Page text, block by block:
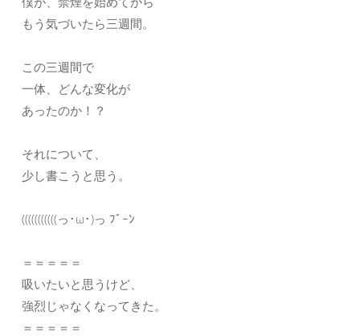
もう気づいたら三週間。
この三週間で
一体、どんな変化が
あったのか！？
それについて、
少し書こうと思う。
(((((((((((っ･ω･)っ ﾌﾞｰﾝ
＝＝＝＝＝
吸いたいと思うけど、
強烈じゃなくなってきた。
＝＝＝＝＝